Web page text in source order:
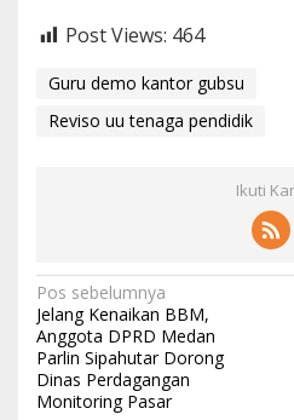
Post Views: 464
Guru demo kantor gubsu
Reviso uu tenaga pendidik
Ikuti
N
a
v
i
Pos sebelumnya
Jelang Kenaikan BBM,
Anggota DPRD Medan
Parlin Sipahutar Dorong
Dinas Perdagangan
Monitoring Pasar